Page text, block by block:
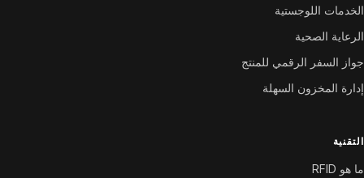
الخدمات اللوجستية
الرعاية الصحية
جواز السفر الرقمي للمنتج
إدارة المخزون السهلة
التقنية
ما هو RFID